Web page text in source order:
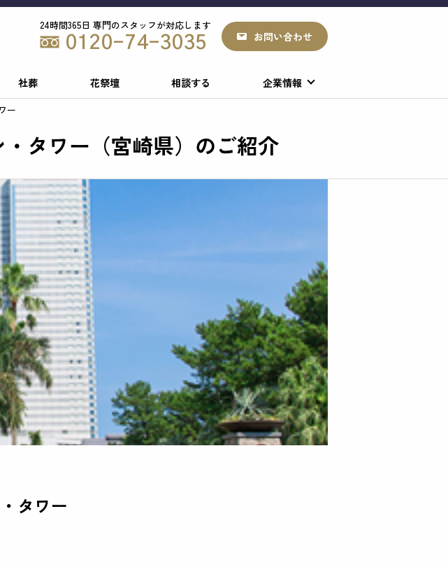
24時間365日 専門のスタッフが対応します
0120-74-3035 お問い合わせ
社葬 花祭壇 相談する 企業情報
ー
タワー（宮崎県）のご紹介
タワー